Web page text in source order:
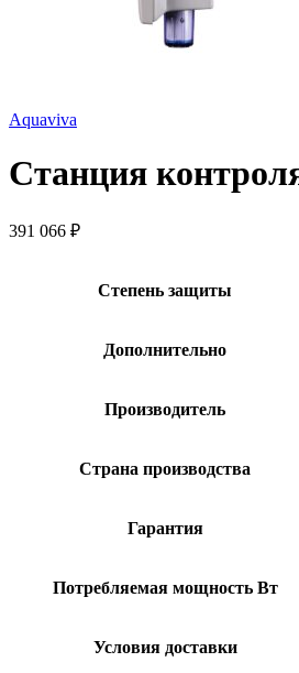
Aquaviva
Станция
391 066 ₽
Степень защиты
Дополнительно
Производитель
Страна производства
Гарантия
Потребляемая мощность Вт
Условия доставки